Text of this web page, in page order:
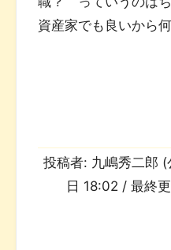
資産家でも良いから
投稿者: 九嶋秀二郎 (
日 18:02 / 最終